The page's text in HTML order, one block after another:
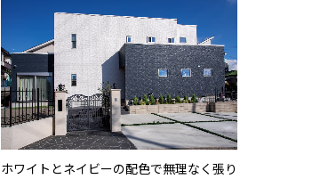
ホワイトとネイビーの配色で無理なく張り